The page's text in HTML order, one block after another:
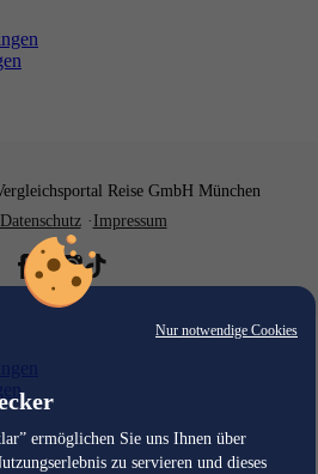
Nur notwendige Cookies
ermöglichen Sie uns Ihnen über
zu servieren und dieses
Reise GmbH München
Datenschutz Impressum